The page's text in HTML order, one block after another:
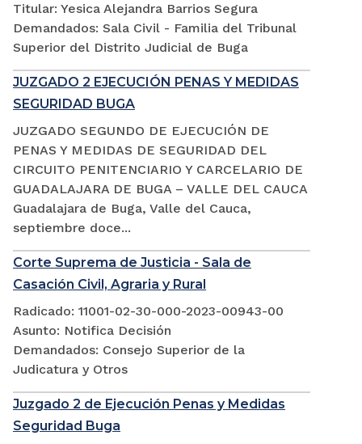
Titular: Yesica Alejandra Barrios Segura
Demandados: Sala Civil - Familia del Tribunal
Superior del Distrito Judicial de Buga
JUZGADO 2 EJECUCIÓN PENAS Y MEDIDAS
SEGURIDAD BUGA
JUZGADO SEGUNDO DE EJECUCIÓN DE
PENAS Y MEDIDAS DE SEGURIDAD DEL
CIRCUITO PENITENCIARIO Y CARCELARIO DE
GUADALAJARA DE BUGA – VALLE DEL CAUCA
Guadalajara de Buga, Valle del Cauca,
septiembre doce...
Corte Suprema de Justicia - Sala de
Casación Civil, Agraria y Rural
Radicado: 11001-02-30-000-2023-00943-00
Asunto: Notifica Decisión
Demandados: Consejo Superior de la
Judicatura y Otros
Juzgado 2 de Ejecución Penas y Medidas
Seguridad Buga